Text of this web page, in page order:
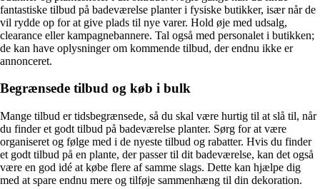
fantastiske tilbud på badeværelse planter i fysiske butikker, især når de
vil rydde op for at give plads til nye varer. Hold øje med udsalg,
clearance eller kampagnebannere. Tal også med personalet i butikken;
de kan have oplysninger om kommende tilbud, der endnu ikke er
annonceret.
Begrænsede tilbud og køb i bulk
Mange tilbud er tidsbegrænsede, så du skal være hurtig til at slå til, når
du finder et godt tilbud på badeværelse planter. Sørg for at være
organiseret og følge med i de nyeste tilbud og rabatter. Hvis du finder
et godt tilbud på en plante, der passer til dit badeværelse, kan det også
være en god idé at købe flere af samme slags. Dette kan hjælpe dig
med at spare endnu mere og tilføje sammenhæng til din dekoration.